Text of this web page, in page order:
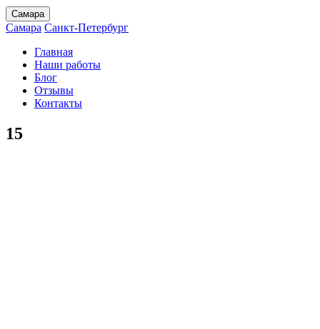
Самара
Самара Санкт-Петербург
Главная
Наши работы
Блог
Отзывы
Контакты
15